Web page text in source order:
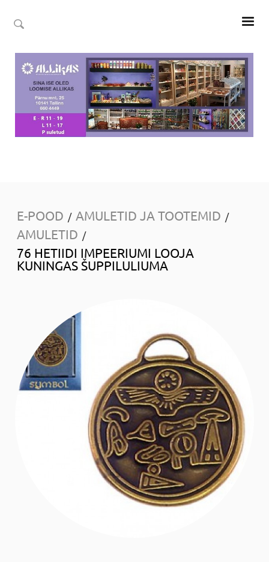
E-POOD / AMULETID JA TOOTEMID /
AMULETID /
76 HETIIDI IMPEERIUMI LOOJA
KUNINGAS ŠUPPILULIUMA